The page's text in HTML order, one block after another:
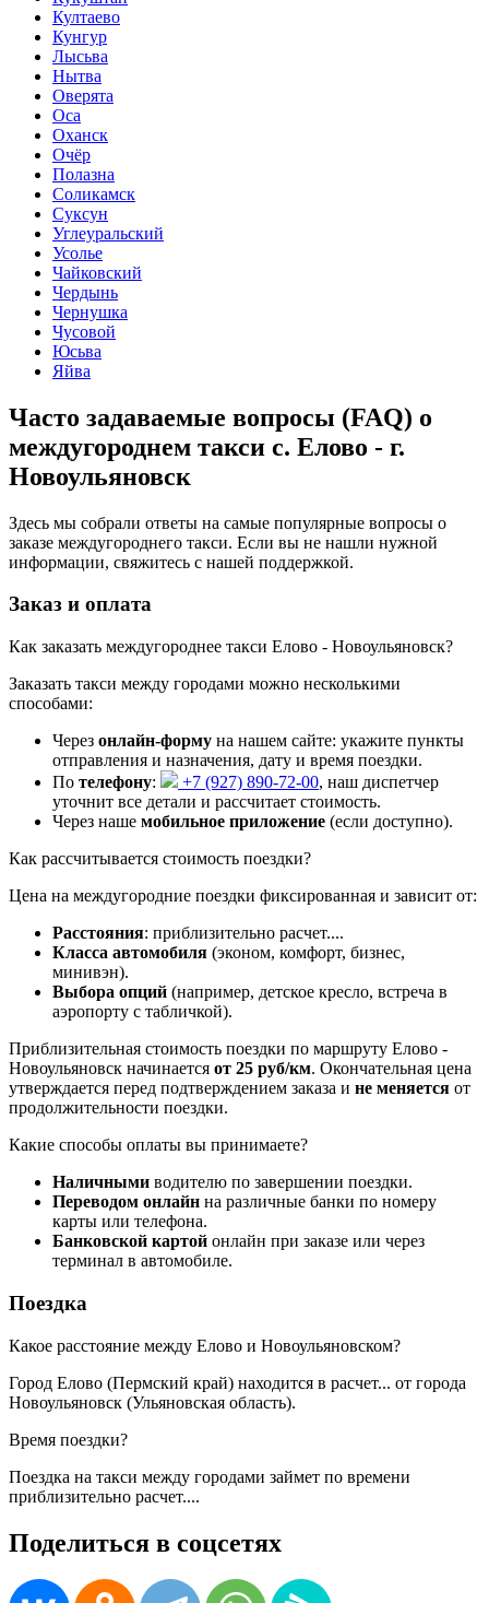
Култаево
Кунгур
Лысьва
Нытва
Оверята
Оса
Оханск
Очёр
Полазна
Соликамск
Суксун
Углеуральский
Усолье
Чайковский
Чердынь
Чернушка
Чусовой
Юсьва
Яйва
Часто задаваемые вопросы (FAQ) о
междугороднем такси с. Елово - г.
Новоульяновск
Здесь мы собрали ответы на самые популярные вопросы о
заказе междугороднего такси. Если вы не нашли нужной
информации, свяжитесь с нашей поддержкой.
Заказ и оплата
Как заказать междугороднее такси Елово - Новоульяновск?
Заказать такси между городами можно несколькими
способами:
Через онлайн-форму на нашем сайте: укажите пункты
отправления и назначения, дату и время поездки.
По телефону: +7 (927) 890-72-00, наш диспетчер
уточнит все детали и рассчитает стоимость.
Через наше мобильное приложение (если доступно).
Как рассчитывается стоимость поездки?
Цена на междугородние поездки фиксированная и зависит от:
Расстояния: приблизительно расчет....
Класса автомобиля (эконом, комфорт, бизнес,
минивэн).
Выбора опций (например, детское кресло, встреча в
аэропорту с табличкой).
Приблизительная стоимость поездки по маршруту Елово -
Новоульяновск начинается от 25 руб/км. Окончательная цена
утверждается перед подтверждением заказа и не меняется от
продолжительности поездки.
Какие способы оплаты вы принимаете?
Наличными водителю по завершении поездки.
Переводом онлайн на различные банки по номеру
карты или телефона.
Банковской картой онлайн при заказе или через
терминал в автомобиле.
Поездка
Какое расстояние между Елово и Новоульяновском?
Город Елово (Пермский край) находится в расчет... от города
Новоульяновск (Ульяновская область).
Время поездки?
Поездка на такси между городами займет по времени
приблизительно расчет....
Поделиться в соцсетях